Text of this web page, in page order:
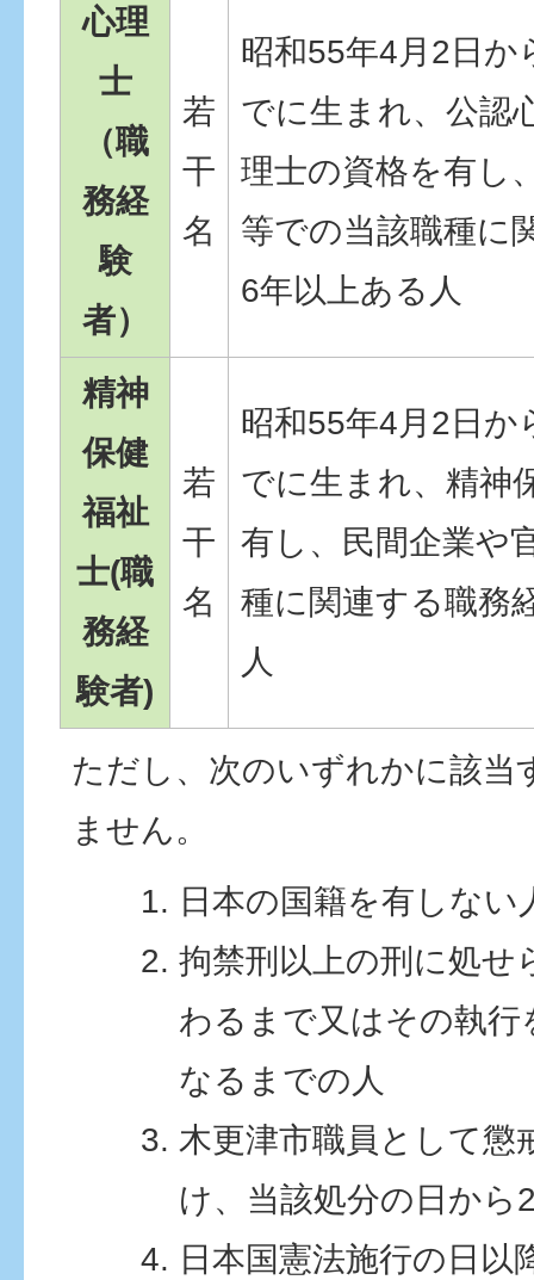
心理
士
（職
務経
験
者）
若
干
名
昭和55年4月2日か
でに生まれ、公認
理士の資格を有し
等での当該職種に
6年以上ある人
精神
保健
福祉
士(職
務経
験者)
若
干
名
昭和55年4月2日か
でに生まれ、精神
有し、民間企業や
種に関連する職務
人
ただし、次のいずれかに該当
ません。
日本の国籍を有しない
拘禁刑以上の刑に処せ
わるまで又はその執
なるまでの人
木更津市職員として懲
け、当該処分の日から
日本国憲法施行の日以